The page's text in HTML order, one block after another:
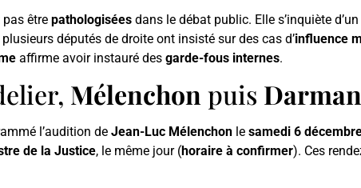
pas être pathologisées dans le débat public. Elle s’inquiète
plusieurs députés de droite ont insisté sur des cas d’influence
affirme avoir instauré des garde-fous internes.
Mélenchon puis
l’audition de Jean-Luc Mélenchon le samedi 6
de la Justice, le même jour (horaire à confirmer). Ces